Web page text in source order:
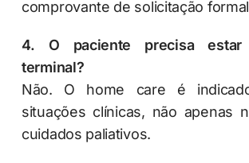
comprovante de solicitação
4. O paciente precisa
terminal?
Não. O home care é
situações clínicas, não apenas
cuidados paliativos.